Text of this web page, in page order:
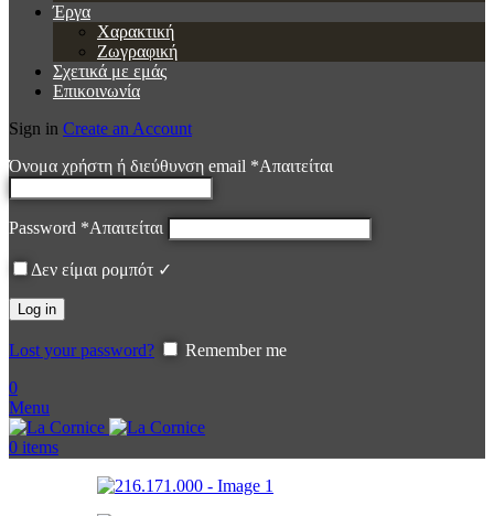
Έργα
Χαρακτική
Ζωγραφική
Σχετικά με εμάς
Επικοινωνία
Sign in Create an Account
Όνομα χρήστη ή διεύθυνση email *Απαιτείται
Password *Απαιτείται
Δεν είμαι ρομπότ ✓
Log in
Lost your password?
Remember me
0
Menu
0 items